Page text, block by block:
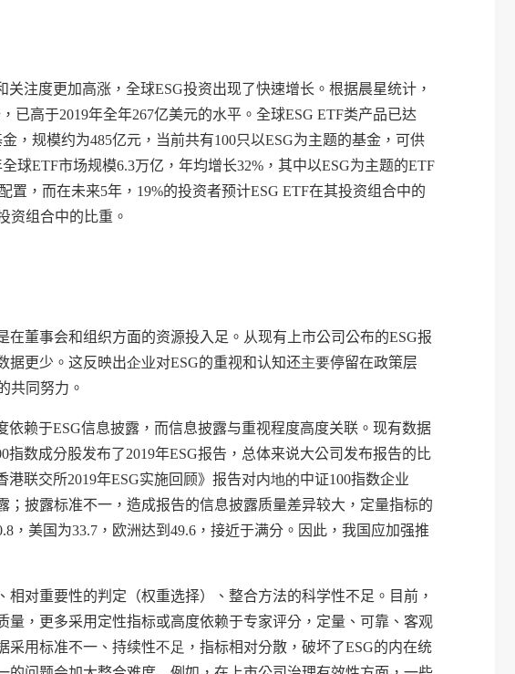
关注度更加高涨，全球ESG投资出现了快速增长。根据晨星统计，
已高于2019年全年267亿美元的水平。全球ESG ETF类产品已达
，规模约为485亿元，当前共有100只以ESG为主题的基金，可供
全球ETF市场规模6.3万亿，年均增长32% ，其中以ESG为主题的ETF
置，而在未来5年， 19%的投资者预计ESG ETF在其投资组合中的
资组合中的比重。
在董事会和组织方面的资源投入足。 从现有上市公司公布的ESG报
据更少。这反映出企业对ESG的重视和认知还主要停留在政策层
共同努力。
依赖于ESG信息披露，而信息披露与重视程度高度关联。现有数据
指数成分股发布了2019年ESG报告，总体来说大公司发布报告的比
港联交所2019年ESG实施回顾》报告对内地的中证100指数企业
；披露标准不一，造成报告的信息披露质量差异较大，定量指标的
，美国为33.7 ，欧洲达到 49.6 ，接近于满分。因此，我国应加强推
对重要性的判定（权重选择）、整合方法的科学性不足。目前，
，更多采用定性指标或高度依赖于专家评分，定量、可靠、客观
采用标准不一、持续性不足 ，指标相对分散，破坏了ESG的内在统